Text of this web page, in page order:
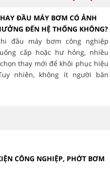
ĐẦU MÁY BƠM CÓ ẢNH
ĐẾN HỆ THỐNG KHÔNG?
đầu máy bơm công nghiệp
cấp hoặc hư hỏng, nhiều
thay mới để khôi phục hiệu
nhiên, không ít người băn
CÔNG NGHIỆP, PHỚT BƠM